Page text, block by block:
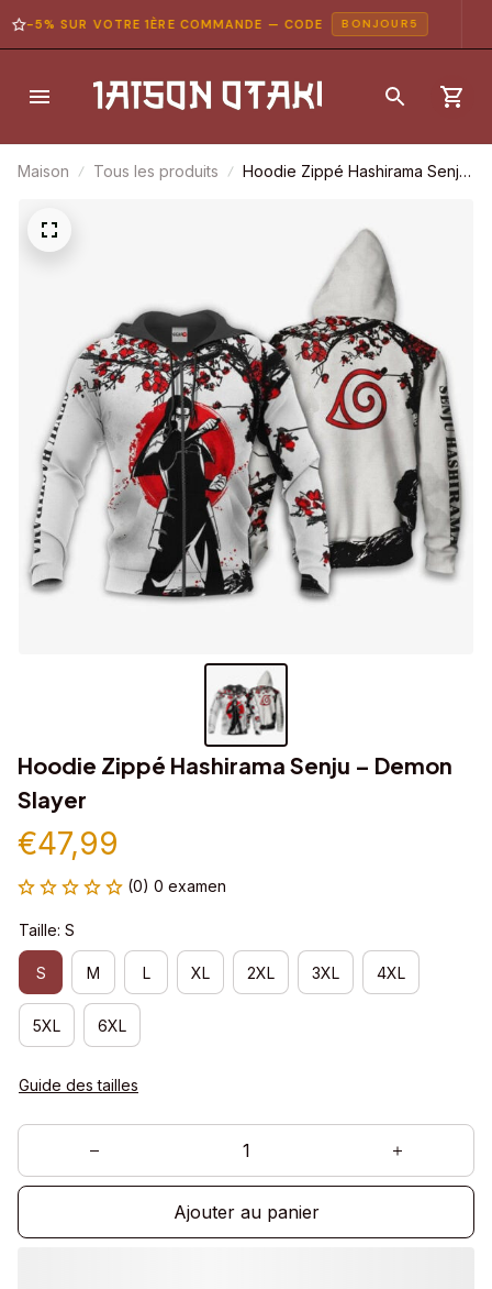
-5% SUR VOTRE 1ÈRE COMMANDE — CODE BONJOUR5
Maison Tous les produits
Hoodie Zippé Hashirama Senju
Hoodie Zippé Hashirama Senju – Demon
Slayer
€47,99
(0) 0 examen
Taille: S
S M L XL 2XL 3XL 4XL
5XL 6XL
Guide des tailles
Ajouter au panier